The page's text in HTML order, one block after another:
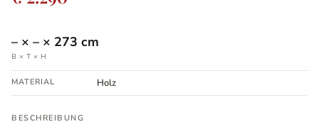
– × – × 273 cm
B × T × H
MATERIAL Holz
BESCHREIBUNG